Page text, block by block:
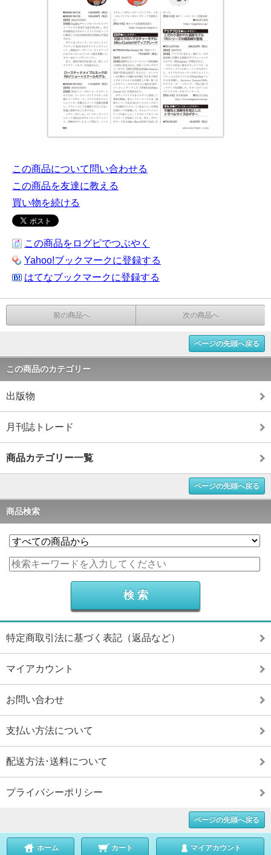
この商品について問い合わせる
この商品を友達に教える
買い物を続ける
この商品をログピでつぶやく
Yahoo!ブックマークに登録する
はてなブックマークに登録する
前の商品へ 次の商品へ
ページの先頭へ戻る
この商品のカテゴリー
出版物
月刊誌トレード
商品カテゴリー一覧
ページの先頭へ戻る
商品検索
特定商取引法に基づく表記（返品など）
マイアカウント
お問い合わせ
支払い方法について
配送方法･送料について
プライバシーポリシー
ページの先頭へ戻る
ホーム カート マイアカウント